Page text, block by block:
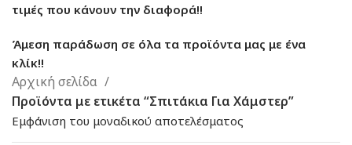
τιμές που κάνουν την διαφορά!!
Άμεση παράδωση σε όλα τα προϊόντα μας με ένα
κλίκ!!
Αρχική σελίδα
Προϊόντα με ετικέτα “Σπιτάκια Για Χάμστερ”
Εμφάνιση του μοναδικού αποτελέσματος